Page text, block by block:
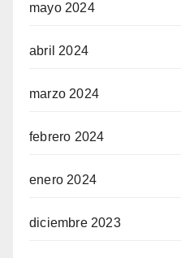
mayo 2024
abril 2024
marzo 2024
febrero 2024
enero 2024
diciembre 2023